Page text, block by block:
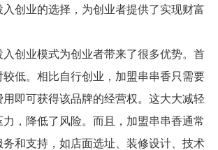
入创业的选择，为创业者提供了实现财富
入创业模式为创业者带来了很多优势。首
较低。相比自行创业，加盟串串香只需要
即可获得该品牌的经营权。这大大减轻
，降低了风险。而且，加盟串串香通常
和支持，如店面选址、装修设计、技术